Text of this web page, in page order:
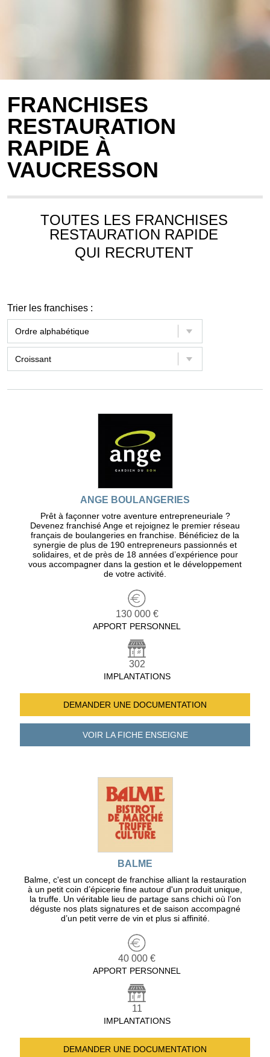
FRANCHISES
RESTAURATION
RAPIDE À
VAUCRESSON
TOUTES LES FRANCHISES
RESTAURATION RAPIDE
QUI RECRUTENT
Trier les franchises :
ANGE BOULANGERIES
Prêt à façonner votre aventure entrepreneuriale ?
Devenez franchisé Ange et rejoignez le premier réseau
français de boulangeries en franchise. Bénéficiez de la
synergie de plus de 190 entrepreneurs passionnés et
solidaires, et de près de 18 années d’expérience pour
vous accompagner dans la gestion et le développement
de votre activité.
130 000 €
APPORT PERSONNEL
302
IMPLANTATIONS
DEMANDER UNE DOCUMENTATION
VOIR LA FICHEENSEIGNE
BALME
Balme, c'est un concept de franchise alliant la restauration
à un petit coin d’épicerie fine autour d'un produit unique,
la truffe. Un véritable lieu de partage sans chichi où l’on
déguste nos plats signatures et de saison accompagné
d’un petit verre de vin et plus si affinité.
40 000 €
APPORT PERSONNEL
11
IMPLANTATIONS
DEMANDER UNE DOCUMENTATION